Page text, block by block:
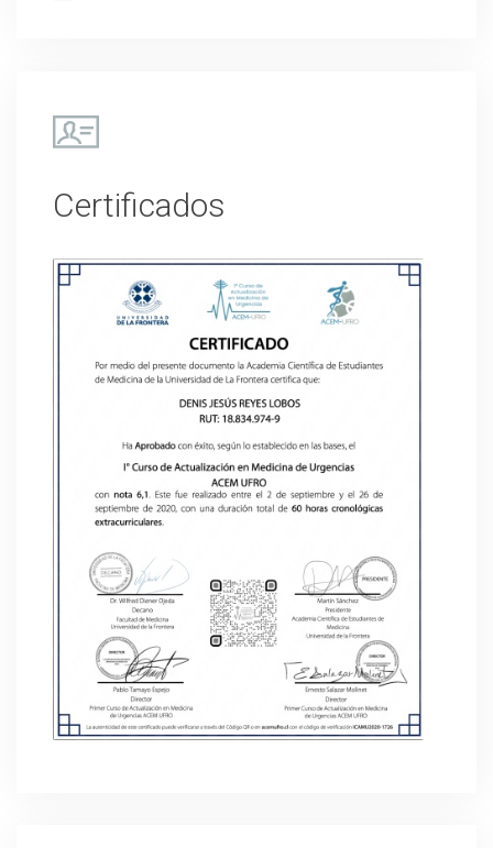
Certificados